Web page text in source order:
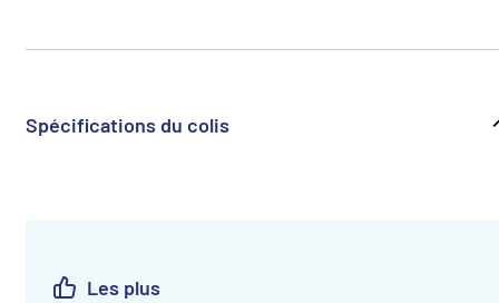
Spécifications du colis
Les plus